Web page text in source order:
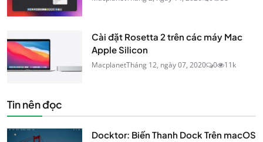
Cài đặt Rosetta 2 trên các máy Mac
Apple Silicon
MacplanetTháng 12, ngày 07, 2020 0 11k
Tin nên đọc
Docktor: Biến Thanh Dock Trên macOS